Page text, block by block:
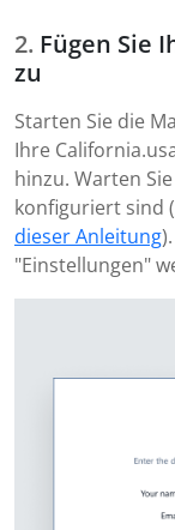
Fügen Sie
zu
Starten Sie die
Ihre
hinzu. Warten
konfiguriert sind (
dieser Anleitung
"Einstellungen"